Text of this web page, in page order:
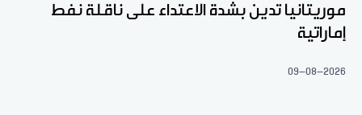
موريتانيا تدين بشدة الاعتداء على ناقلة نفط
إماراتية
09-08-2026